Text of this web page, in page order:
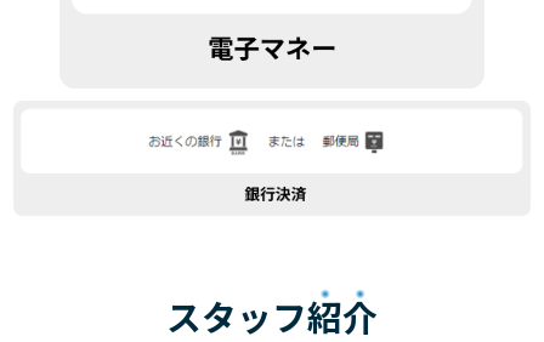
スタッフ紹介